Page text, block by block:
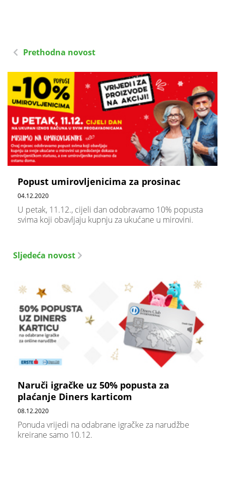
Prethodna novost
Popust umirovljenicima za prosinac
04.12.2020
U petak, 11.12., cijeli dan odobravamo 10% popusta
svima koji obavljaju kupnju za ukućane u mirovini.
Sljedeća novost
Naruči igračke uz 50% popusta za
plaćanje Diners karticom
08.12.2020
Ponuda vrijedi na odabrane igračke za narudžbe
kreirane samo 10.12.